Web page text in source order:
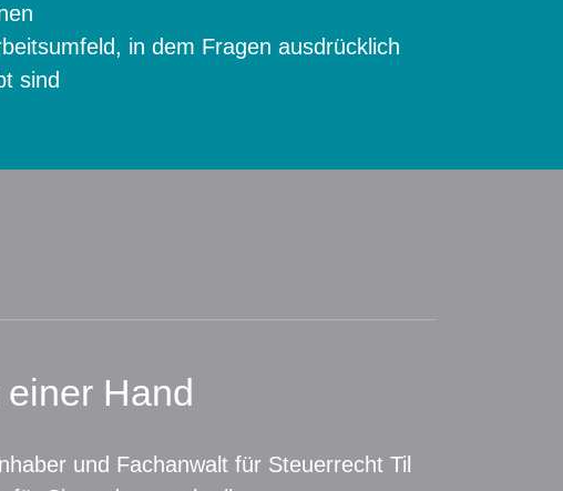
in dem Fragen ausdrücklich
sind
Hand
und Fachanwalt für Steuerrecht Til